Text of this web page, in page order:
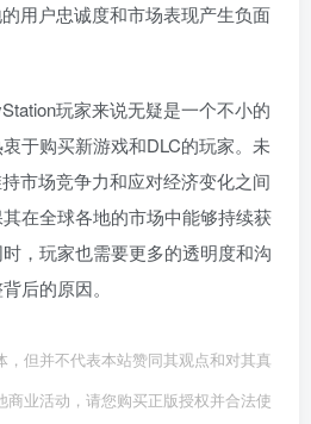
用户忠诚度和市场表现产生负面
玩家来说无疑是一个不小的
于购买新游戏和DLC的玩家。未
市场竞争力和应对经济变化之间
在全球各地的市场中能够持续获
，玩家也需要更多的透明度和沟
后的原因。
但并不代表本站赞同其观点和对其真
业活动，请您购买正版授权并合法使